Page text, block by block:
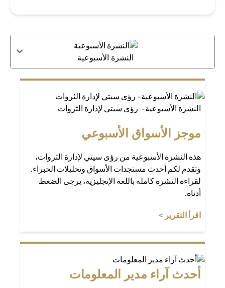
النشرة الأسبوعية
النشرة الأسبوعية- رؤى سيتي لإدارة الثروات
موجز الأسواق الأسبوعي
هذه النشرة الأسبوعية من رؤى سيتي لإدارة الثروات،
وتقدم لكم أحدث مستجدات الأسواق وتحليلات الخبراء.
لقراءة النشرة كاملة باللغة الإنجليزية، يرجى الضغط
أدناه.
اقرأ التقرير >
أحدث آراء مدير المعلومات